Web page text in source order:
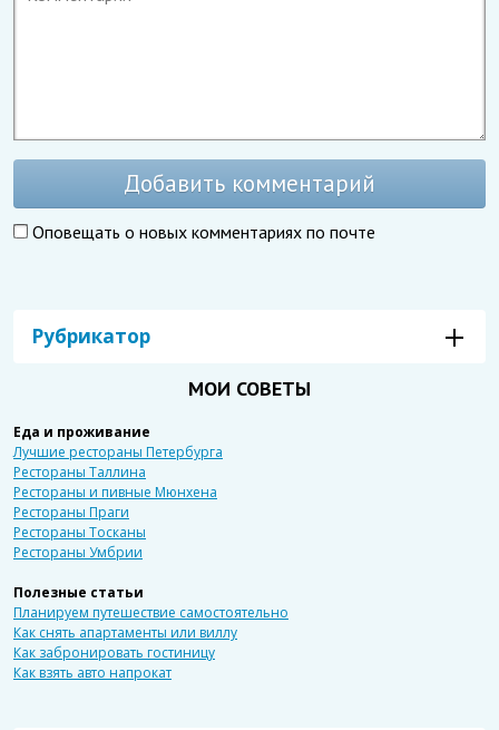
Добавить комментарий
Оповещать о новых комментариях по почте
Рубрикатор
МОИ СОВЕТЫ
Еда и проживание
Лучшие рестораны Петербурга
Рестораны Таллина
Рестораны и пивные Мюнхена
Рестораны Праги
Рестораны Тосканы
Рестораны Умбрии
Полезные статьи
Планируем путешествие самостоятельно
Как снять апартаменты или виллу
Как забронировать гостиницу
Как взять авто напрокат